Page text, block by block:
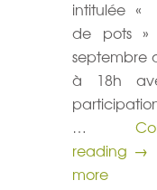
intitulée «
de pots »
septembre
à 18h
…
reading →
more